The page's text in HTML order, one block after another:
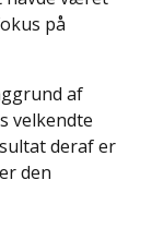
på
af
velkendte
deraf er
den